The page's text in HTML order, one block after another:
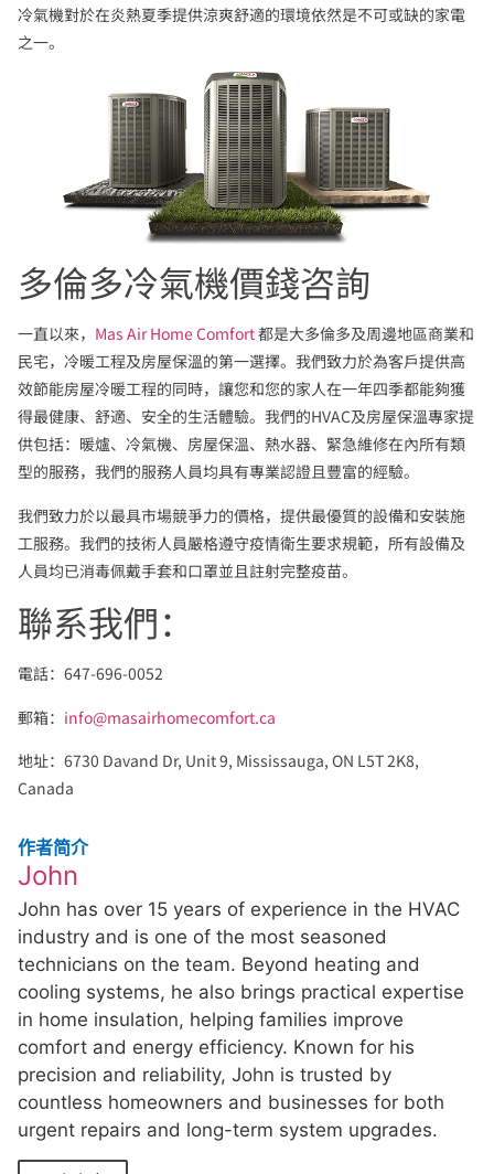
冷氣機對於在炎熱夏季提供涼爽舒適的環境依然是不可或缺的家電
之一。
多倫多冷氣機價錢咨詢
一直以來， Mas Air Home Comfort都是大多倫多及周邊地區商業和
民宅，冷暖工程及房屋保溫的第一選擇。我們致力於為客戶提供高
效節能房屋冷暖工程的同時，讓您和您的家人在一年四季都能夠獲
得最健康、舒適、安全的生活體驗。我們的HVAC及房屋保溫專家提
供包括：暖爐、冷氣機、房屋保溫、熱水器、緊急維修在內所有類
型的服務，我們的服務人員均具有專業認證且豐富的經驗。
我們致力於以最具市場競爭力的價格，提供最優質的設備和安裝施
工服務。我們的技術人員嚴格遵守疫情衛生要求規範，所有設備及
人員均已消毒佩戴手套和口罩並且註射完整疫苗。
聯系我們：
電話：647-696-0052
郵箱： info@masairhomecomfort.ca
地址：6730 Davand Dr, Unit 9, Mississauga, ON L5T 2K8,
Canada
作者简介
John
John has over 15 years of experience in the HVAC
industry and is one of the most seasoned
technicians on the team. Beyond heating and
cooling systems, he also brings practical expertise
in home insulation, helping families improve
comfort and energy efficiency. Known for his
precision and reliability, John is trusted by
countless homeowners and businesses for both
urgent repairs and long-term system upgrades.